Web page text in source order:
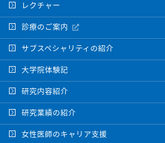
レクチャー
診療のご案内
サブスペシャリティの紹介
大学院体験記
研究内容紹介
研究業績の紹介
女性医師のキャリア支援